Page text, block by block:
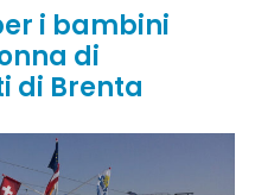
i bambini
di
di Brenta